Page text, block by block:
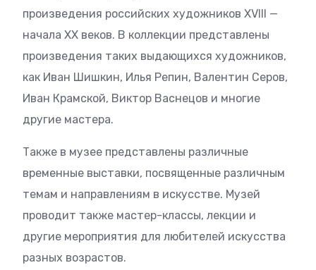
произведения российских художников XVIII —
начала XX веков. В коллекции представлены
произведения таких выдающихся художников,
как Иван Шишкин, Илья Репин, Валентин Серов,
Иван Крамской, Виктор Васнецов и многие
другие мастера.
Также в музее представлены различные
временные выставки, посвященные различным
темам и направлениям в искусстве. Музей
проводит также мастер-классы, лекции и
другие мероприятия для любителей искусства
разных возрастов.